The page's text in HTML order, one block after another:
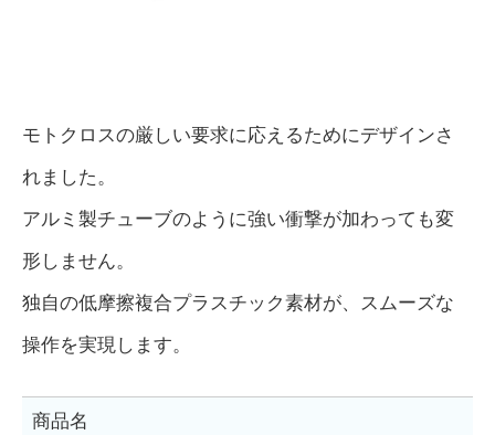
モトクロスの厳しい要求に応えるためにデザインさ
れました。
アルミ製チューブのように強い衝撃が加わっても変
形しません。
独自の低摩擦複合プラスチック素材が、スムーズな
操作を実現します。
商品名